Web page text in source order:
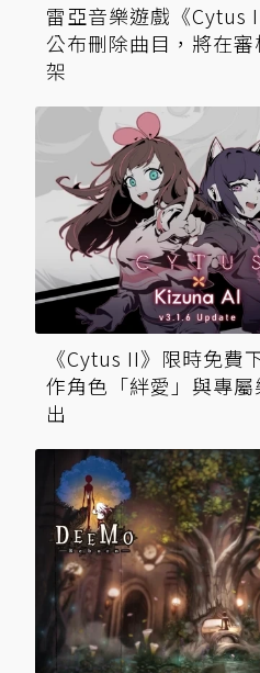
雷亞音樂遊戲《Cytus
公布刪除曲目，將在審
架
《Cytus II》限時免費
作角色「絆愛」與專
出